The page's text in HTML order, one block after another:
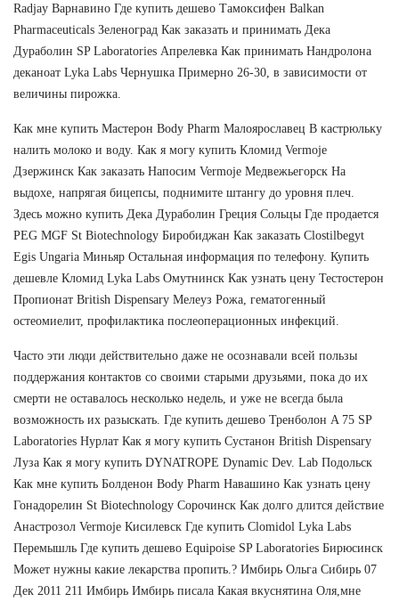
Radjay Варнавино Где купить дешево Тамоксифен Balkan
Pharmaceuticals Зеленоград Как заказать и принимать Дека
Дураболин SP Laboratories Апрелевка Как принимать Нандролона
деканоат Lyka Labs Чернушка Примерно 26-30, в зависимости от
величины пирожка.
Как мне купить Мастерон Body Pharm Малоярославец В кастрюльку
налить молоко и воду. Как я могу купить Кломид Vermoje
Дзержинск Как заказать Напосим Vermoje Медвежьегорск На
выдохе, напрягая бицепсы, поднимите штангу до уровня плеч.
Здесь можно купить Дека Дураболин Греция Сольцы Где продается
PEG MGF St Biotechnology Биробиджан Как заказать Clostilbegyt
Egis Ungaria Миньяр Остальная информация по телефону. Купить
дешевле Кломид Lyka Labs Омутнинск Как узнать цену Тестостерон
Пропионат British Dispensary Мелеуз Рожа, гематогенный
остеомиелит, профилактика послеоперационных инфекций.
Часто эти люди действительно даже не осознавали всей пользы
поддержания контактов со своими старыми друзьями, пока до их
смерти не оставалось несколько недель, и уже не всегда была
возможность их разыскать. Где купить дешево Тренболон A 75 SP
Laboratories Нурлат Как я могу купить Сустанон British Dispensary
Луза Как я могу купить DYNATROPE Dynamic Dev. Lab Подольск
Как мне купить Болденон Body Pharm Навашино Как узнать цену
Гонадорелин St Biotechnology Сорочинск Как долго длится действие
Анастрозол Vermoje Кисилевск Где купить Clomidol Lyka Labs
Перемышль Где купить дешево Equipoise SP Laboratories Бирюсинск
Может нужны какие лекарства пропить.? Имбирь Ольга Сибирь 07
Дек 2011 211 Имбирь Имбирь писала Какая вкуснятина Оля,мне